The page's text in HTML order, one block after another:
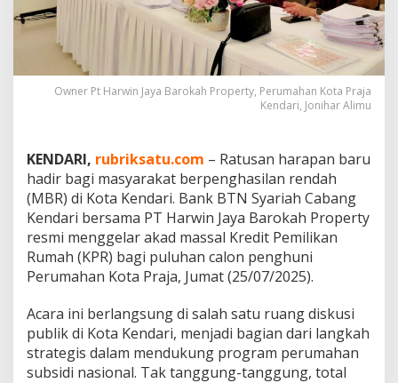
r
k
a
H
u
n
e
r
k
a
h
b
a
i
M
a
s
y
Owner Pt Harwin Jaya Barokah Property, Perumahan Kota Praja
Kendari, Jonihar Alimu
KENDARI, rubriksatu.com – Ratusan harapan baru
hadir bagi masyarakat berpenghasilan rendah
(MBR) di Kota Kendari. Bank BTN Syariah Cabang
Kendari bersama PT Harwin Jaya Barokah Property
resmi menggelar akad massal Kredit Pemilikan
Rumah (KPR) bagi puluhan calon penghuni
Perumahan Kota Praja, Jumat (25/07/2025).
Acara ini berlangsung di salah satu ruang diskusi
publik di Kota Kendari, menjadi bagian dari langkah
strategis dalam mendukung program perumahan
subsidi nasional. Tak tanggung-tanggung, total